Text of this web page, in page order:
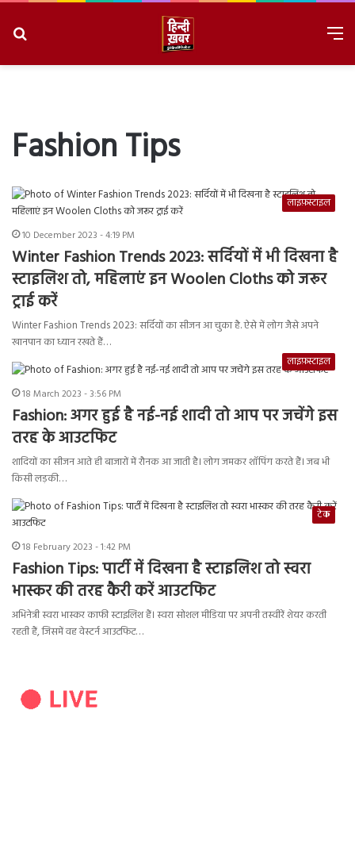
Fashion Tips
लाइफ़स्टाइल
10 December 2023 - 4:19 PM
Winter Fashion Trends 2023: सर्दियों में भी दिखना है
स्टाइलिश तो, महिलाएं इन Woolen Cloths को जरूर
ट्राई करें
Winter Fashion Trends 2023: सर्दियों का सीजन आ चुका है. ऐसे में लोग जैसे अपने
खानपान का ध्यान रखते हैं…
लाइफ़स्टाइल
18 March 2023 - 3:56 PM
Fashion: अगर हुई है नई-नई शादी तो आप पर जचेंगे इस
तरह के आउटफिट
शादियों का सीजन आते ही बाजारों में रौनक आ जाती है। लोग जमकर शॉपिंग करते हैं। जब भी
किसी लड़की…
टेक
18 February 2023 - 1:42 PM
Fashion Tips: पार्टी में दिखना है स्टाइलिश तो स्वरा
भास्कर की तरह कैरी करें आउटफिट
अभिनेत्री स्वरा भास्कर काफी स्टाइलिश हैं। स्वरा सोशल मीडिया पर अपनी तस्वीरें शेयर करती
रहती हैं, जिसमें वह वेस्टर्न आउटफिट…